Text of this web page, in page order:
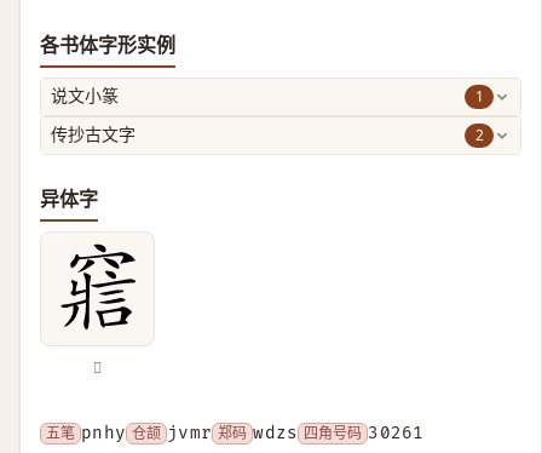
各书体字形实例
说文小篆 1
传抄古文字 2
异体字
𥨉
五笔 pnhy 仓颉 jvmr 郑码 wdzs 四角号码 30261